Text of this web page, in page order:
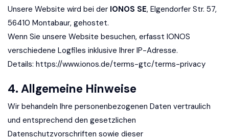
Unsere Website wird bei der IONOS SE, Elgendorfer Str. 57,
56410 Montabaur, gehostet.
Wenn Sie unsere Website besuchen, erfasst IONOS
verschiedene Logfiles inklusive Ihrer IP-Adresse.
Details: https://www.ionos.de/terms-gtc/terms-privacy
4. Allgemeine Hinweise
Wir behandeln Ihre personenbezogenen Daten vertraulich
und entsprechend den gesetzlichen
Datenschutzvorschriften sowie dieser